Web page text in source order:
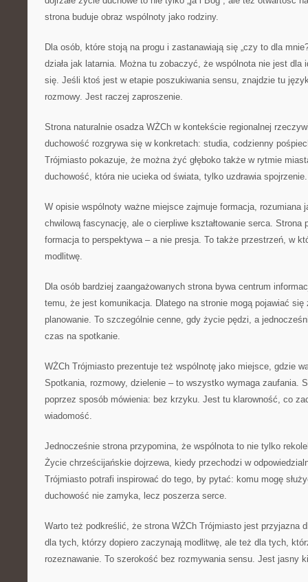
strona buduje obraz wspólnoty jako rodziny.
Dla osób, które stoją na progu i zastanawiają się „czy to dla
działa jak latarnia. Można tu zobaczyć, że wspólnota nie jest dla
się. Jeśli ktoś jest w etapie poszukiwania sensu, znajdzie tu
rozmowy. Jest raczej zaproszenie.
Strona naturalnie osadza WŻCh w kontekście regionalnej
duchowość rozgrywa się w konkretach: studia, codzienny
Trójmiasto pokazuje, że można żyć głęboko także w rytmie
duchowość, która nie ucieka od świata, tylko uzdrawia spojrzenie.
W opisie wspólnoty ważne miejsce zajmuje formacja, rozumiana
chwilową fascynację, ale o cierpliwe kształtowanie serca. Strona
formacja to perspektywa – a nie presja. To także przestrzeń, w
modlitwę.
Dla osób bardziej zaangażowanych strona bywa centrum
temu, że jest komunikacja. Dlatego na stronie mogą pojawiać się
planowanie. To szczególnie cenne, gdy życie pędzi, a
czas na spotkanie.
WŻCh Trójmiasto prezentuje też wspólnotę jako miejsce, gdzie
Spotkania, rozmowy, dzielenie – to wszystko wymaga zaufania.
poprzez sposób mówienia: bez krzyku. Jest tu klarowność, co
wiadomość.
Jednocześnie strona przypomina, że wspólnota to nie tylko
Życie chrześcijańskie dojrzewa, kiedy przechodzi w
Trójmiasto potrafi inspirować do tego, by pytać: komu mogę
duchowość nie zamyka, lecz poszerza serce.
Warto też podkreślić, że strona WŻCh Trójmiasto jest przyjazna
dla tych, którzy dopiero zaczynają modlitwę, ale też dla tych,
rozeznawanie. To szerokość bez rozmywania sensu. Jest jasny